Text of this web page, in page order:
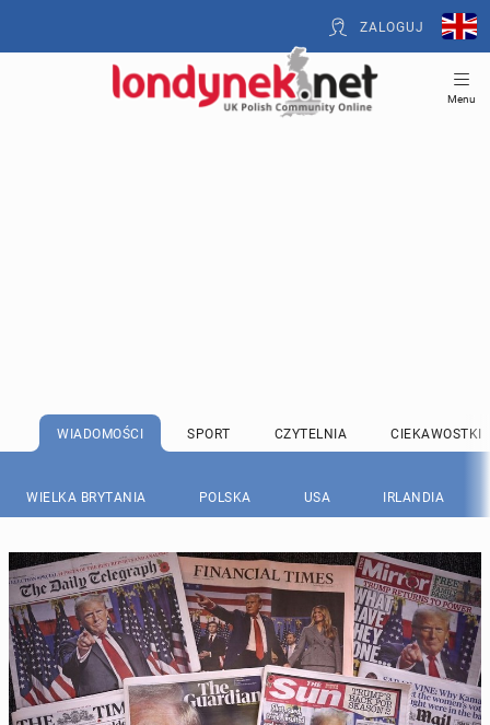
ZALOGUJ
Menu
WIADOMOŚCI SPORT CZYTELNIA CIEKAWOSTKI
WIELKA BRYTANIA POLSKA USA IRLANDIA